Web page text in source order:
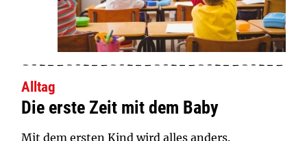
Alltag
Die erste Zeit mit dem Baby
Mit dem ersten Kind wird alles anders.